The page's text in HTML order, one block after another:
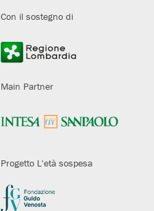
Con il sostegno di
Main Partner
Progetto L'età sospesa